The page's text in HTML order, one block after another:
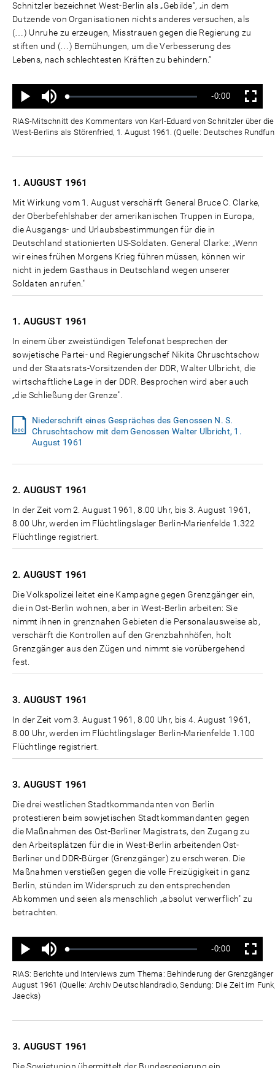
Schnitzler bezeichnet West-Berlin als „Gebilde“, „in dem
Dutzende von Organisationen nichts anderes versuchen, als
(…) Unruhe zu erzeugen, Misstrauen gegen die Regierung zu
stiften und (…) Bemühungen, um die Verbesserung des
Lebens, nach schlechtesten Kräften zu behindern.“
Wiedergabe
Ton
aus
Geladen:
Status:
Verbleibende
Zeit
-0:00 Vollbild
RIAS-Mitschnitt des Kommentars von Karl-Eduard von Schnitzler über
West-Berlins als Störenfried, 1. August 1961. (Quelle: Deutsches
1. AUGUST 1961
Mit Wirkung vom 1. August verschärft General Bruce C. Clarke,
der Oberbefehlshaber der amerikanischen Truppen in Europa,
die Ausgangs- und Urlaubsbestimmungen für die in
Deutschland stationierten US-Soldaten. General Clarke: „Wenn
wir eines frühen Morgens Krieg führen müssen, können wir
nicht in jedem Gasthaus in Deutschland wegen unserer
Soldaten anrufen."
1. AUGUST 1961
In einem über zweistündigen Telefonat besprechen der
sowjetische Partei- und Regierungschef Nikita Chruschtschow
und der Staatsrats-Vorsitzenden der DDR, Walter Ulbricht, die
wirtschaftliche Lage in der DDR. Besprochen wird aber auch
„die Schließung der Grenze".
Niederschrift eines Gespräches des Genossen N. S.
Chruschtschow mit dem Genossen Walter Ulbricht, 1.
August 1961
2. AUGUST 1961
In der Zeit vom 2. August 1961, 8.00 Uhr, bis 3. August 1961,
8.00 Uhr, werden im Flüchtlingslager Berlin-Marienfelde 1.322
Flüchtlinge registriert.
2. AUGUST 1961
Die Volkspolizei leitet eine Kampagne gegen Grenzgänger ein,
die in Ost-Berlin wohnen, aber in West-Berlin arbeiten: Sie
nimmt ihnen in grenznahen Gebieten die Personalausweise ab,
verschärft die Kontrollen auf den Grenzbahnhöfen, holt
Grenzgänger aus den Zügen und nimmt sie vorübergehend
fest.
3. AUGUST 1961
In der Zeit vom 3. August 1961, 8.00 Uhr, bis 4. August 1961,
8.00 Uhr, werden im Flüchtlingslager Berlin-Marienfelde 1.100
Flüchtlinge registriert.
3. AUGUST 1961
Die drei westlichen Stadtkommandanten von Berlin
protestieren beim sowjetischen Stadtkommandanten gegen
die Maßnahmen des Ost-Berliner Magistrats, den Zugang zu
den Arbeitsplätzen für die in West-Berlin arbeitenden Ost-
Berliner und DDR-Bürger (Grenzgänger) zu erschweren. Die
Maßnahmen verstießen gegen die volle Freizügigkeit in ganz
Berlin, stünden im Widerspruch zu den entsprechenden
Abkommen und seien als menschlich „absolut verwerflich" zu
betrachten.
Wiedergabe
Ton
aus
Geladen:
Status:
Verbleibende
Zeit
-0:00 Vollbild
RIAS: Berichte und Interviews zum Thema: Behinderung der
August 1961 (Quelle: Archiv Deutschlandradio, Sendung: Die Zeit im
Jaecks)
3. AUGUST 1961